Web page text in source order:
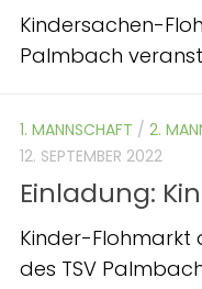
Kindersachen-
Palmbach
1. MANNSCHAFT / 2.
12. SEPTEMBER 2022
Einladung:
Kinder-Flohmarkt
des TSV